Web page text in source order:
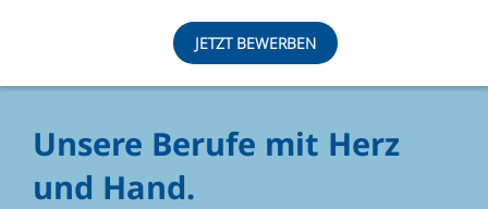
JETZT BEWERBEN
Unsere Berufe mit Herz
und Hand.